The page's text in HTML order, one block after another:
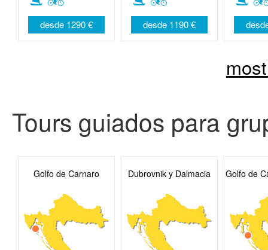
desde 1290 € desde 1190 €
Tours guiados para
Golfo de Carnaro Dubrovnik y Dalmacia Golfo de